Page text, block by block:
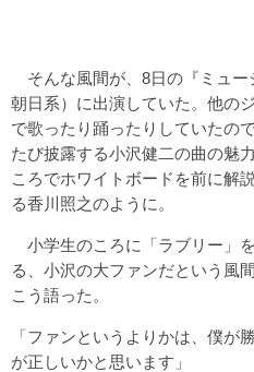
そんな風間が、8日の『ミュー
朝日系）に出演していた。他の
で歌ったり踊ったりしていたの
たび披露する小沢健二の曲の魅
ころでホワイトボードを前に解
る香川照之のように。
小学生のころに「ラブリー」
る、小沢の大ファンだという風
こう語った。
「ファンというよりかは、僕が
が正しいかと思います」